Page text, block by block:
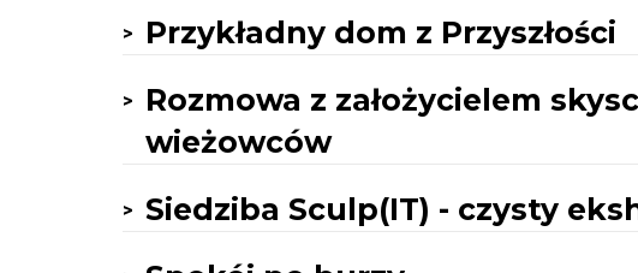
Przykładny dom z Przyszłości
Rozmowa z założycielem
wieżowców
Siedziba Sculp(IT) - czysty